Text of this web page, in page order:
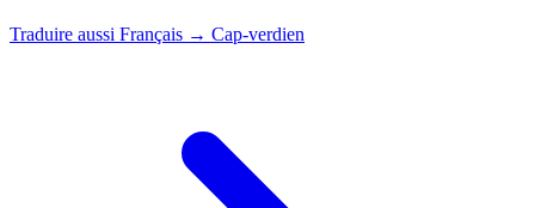
Traduire aussi Français → Cap-verdien